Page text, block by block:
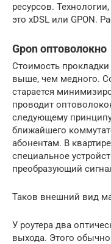
ресурсов.
это xDSL или GPON.
Gpon оптоволокно
Стоимость прокладки
выше, чем медного.
старается
проводит
следующему
ближайшего
абонентам. В
специальное
преобразующий
Таков внешний вид
У роутера два
выхода. Этого